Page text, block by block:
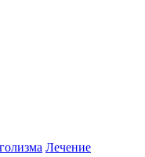
Лечение